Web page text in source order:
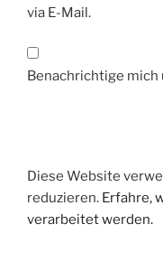
via E-Mail.
Benachrichtige mich
Diese Website
reduzieren. Erfahre,
verarbeitet werden.